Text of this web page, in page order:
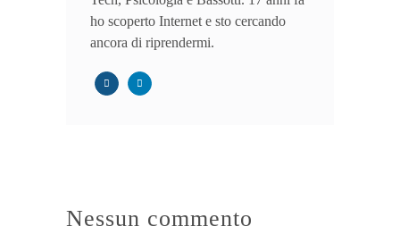
ho scoperto Internet e sto cercando
ancora di riprendermi.
Nessun commento